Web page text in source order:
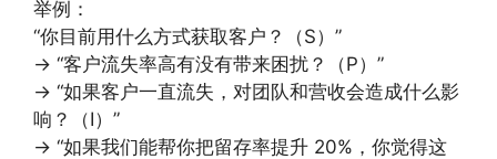
举例：
“你目前用什么方式获取客户？（S）”
→ “客户流失率高有没有带来困扰？（P）”
→ “如果客户一直流失，对团队和营收会造成什么影
响？（I）”
→ “如果我们能帮你把留存率提升 20%，你觉得这